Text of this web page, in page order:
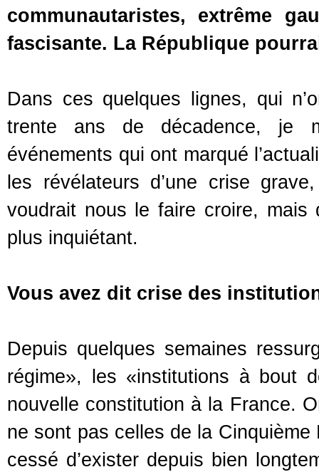
communautaristes, extrême
fascisante. La République
Dans ces quelques lignes, qui
trente ans de décadence, je
événements qui ont marqué
les révélateurs d’une crise
voudrait nous le faire croire,
plus inquiétant.
Vous avez dit crise des
Depuis quelques semaines
régime», les «institutions à bout
nouvelle constitution à la France.
ne sont pas celles de la
cessé d’exister depuis bien